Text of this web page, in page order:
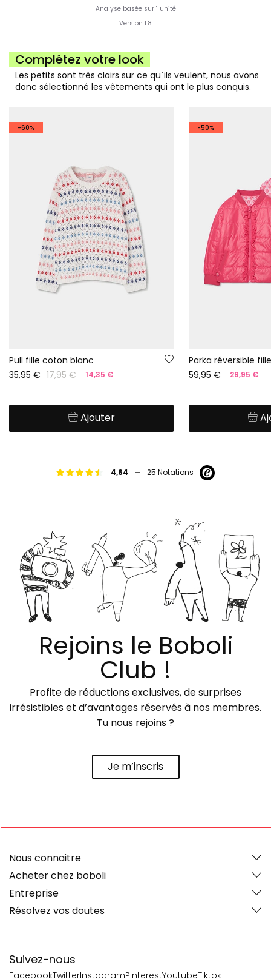
Complétez votre look
Les petits sont très clairs sur ce qu´ils veulent, nous avons
donc sélectionné les vêtements qui ont le plus conquis.
-60%
Pull fille coton blanc
35,95 € 17,95 € 14,35 €
Ajouter
-50%
Parka réversible fille
59,95 €
29,95 €
4,64 - 25 Notations
Rejoins le Boboli
Club !
Profite de réductions exclusives, de surprises
irrésistibles et d’avantages réservés à nos membres.
Tu nous rejoins ?
Je m’inscris
Suivez-nous
FacebookTwitterInstagramPinterestYoutubeTiktok
Nous connaitre
Acheter chez boboli
Entreprise
Résolvez vos doutes